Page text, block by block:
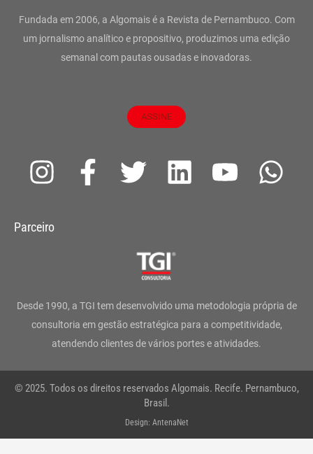
Fundada em 2006, a Algomais é a Revista de Pernambuco. Com
um jornalismo analítico e propositivo, produzimos uma edição
semanal com pautas ousadas e inovadoras.
ASSINE
I
s
g
r
a
m
F
a
o
o
k
-
T
t
e
r
L
d
i
n
Y
b
e
W
a
p
Parceiro
Desde 1990, a TGI tem desenvolvido uma metodologia própria de
consultoria em gestão estratégica para a competitividade,
atendendo clientes de vários portes e atividades.
© 2025. Todos os direitos reservados Algomais. Recife. Pernambuco,
Brasil.
Design: AntenaNet